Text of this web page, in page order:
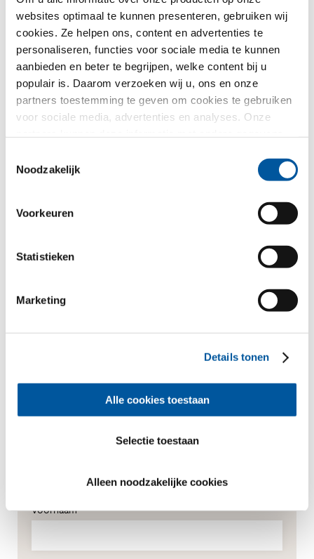
websites optimaal te kunnen presenteren, gebruiken wij
cookies. Ze helpen ons, content en advertenties te
personaliseren, functies voor sociale media te kunnen
aanbieden en beter te begrijpen, welke content bij u
populair is. Daarom verzoeken wij u, ons en onze
partners toestemming te geven om cookies te gebruiken
voor sociale media, advertenties en analyses. Onze
kader van uw gebruik van de diensten hebben
Noodzakelijk
Voorkeuren
Statistieken
Marketing
Details tonen
Alle cookies toestaan
Selectie toestaan
Alleen noodzakelijke cookies
Voor welk thema heeft u vooral interesse?
Renovatie
Nieuw-/Verbouw
Uw bericht
Uw persoonlijke gegevens
Meneer Mevrouw
Voornaam*